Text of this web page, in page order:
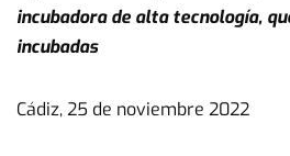
incubadora de alta tecnología,
incubadas
Cádiz, 25 de noviembre 2022